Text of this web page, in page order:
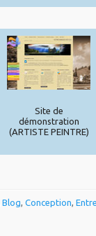
Site de
démonstration
(ARTISTE PEINTRE)
Blog, Conception,